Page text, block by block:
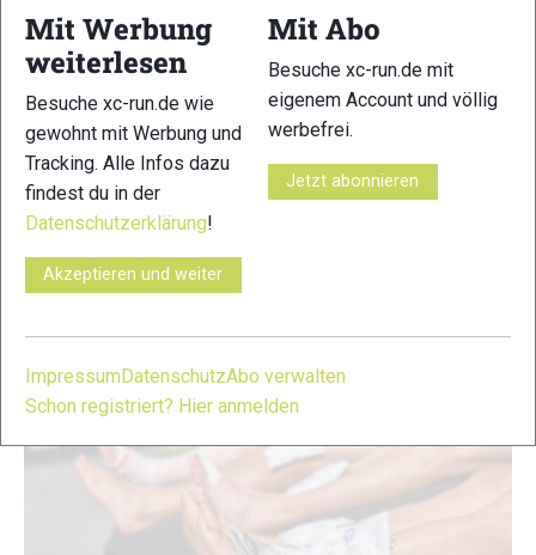
Trailrunning mit Hund: So werdet ihr
gemeinsam fit auf den Trails
Beiträge| Reportagen|Trainingstipps
Steffi Felgenhauer
10. Februar 2026
Gemeinsam laufen, gemeinsam wachsen: Trailrunning mit
pure Freude an der Bewegung. Worauf es beim Training,
ankommt, erfährst du hier.
Mit Werbung
weiterlesen
Besuche xc-run.de wie
gewohnt mit Werbung und
Tracking. Alle Infos dazu
findest du in der
Datenschutzerklärung!
Akzeptieren und weiter
Mit Abo
Besuche xc-run.de mit
eigenem Account und völlig
werbefrei.
Jetzt abonnieren
Impressum DatenschutzAbo verwalten
Schon registriert? Hier anmelden